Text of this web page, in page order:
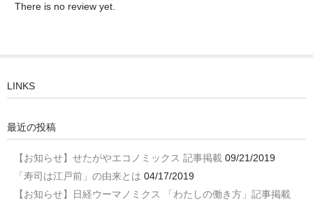
There is no review yet.
LINKS
最近の投稿
【お知らせ】せたがやエコノミックス 記事掲載 09/21/2019
「寿司は江戸前」の由来とは 04/17/2019
【お知らせ】日経ウーマノミクス 「わたしの働き方」記事掲載